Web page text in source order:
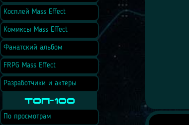
Косплей Mass Effect
Комиксы Mass Effect
Фанатский альбом
FRPG Mass Effect
Разработчики и актеры
Топ-100
По просмотрам